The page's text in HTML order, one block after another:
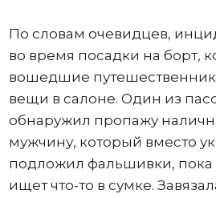
По словам очевидцев,
во время посадки на борт,
вошедшие
вещи в салоне. Один из
обнаружил пропажу
мужчину, который вместо
подложил фальшивки, пока
ищет что-то в сумке.